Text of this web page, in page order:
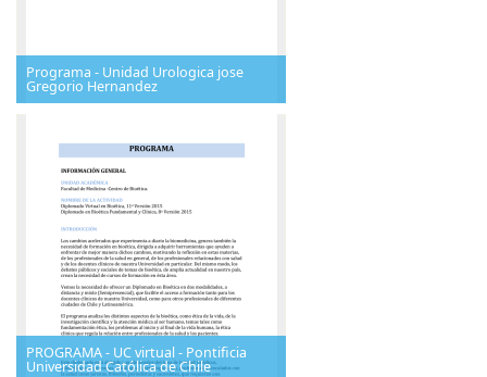
Programa - Unidad Urologica jose
Gregorio Hernandez
PROGRAMA - UC virtual - Pontificia
Universidad Católica de Chile